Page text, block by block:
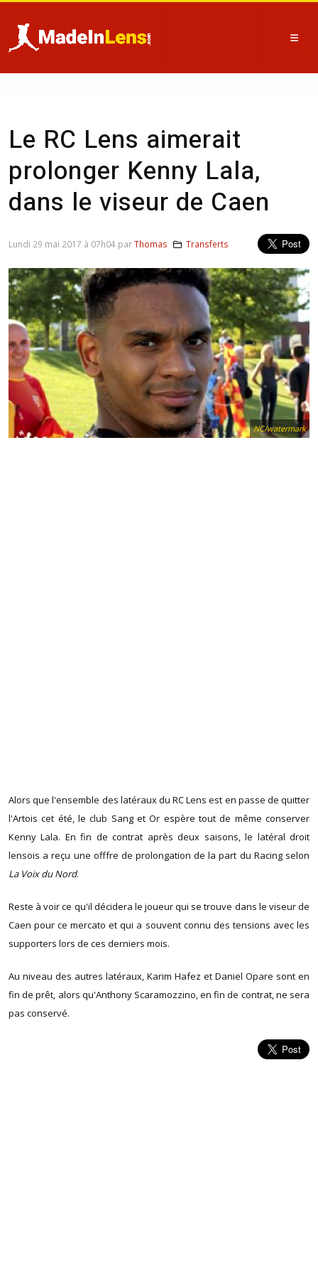
Le RC Lens aimerait
prolonger Kenny Lala,
dans le viseur de Caen
NC/watermark
Alors que l'ensemble des latéraux du RC Lens est en passe de quitter
l'Artois cet été, le club Sang et Or espère tout de même conserver
Kenny Lala. En fin de contrat après deux saisons, le latéral droit
lensois a reçu une offfre de prolongation de la part du Racing selon
La Voix du Nord.
Reste à voir ce qu'il décidera le joueur qui se trouve dans le viseur de
Caen pour ce mercato et qui a souvent connu des tensions avec les
supporters lors de ces derniers mois.
Au niveau des autres latéraux, Karim Hafez et Daniel Opare sont en
fin de prêt, alors qu'Anthony Scaramozzino, en fin de contrat, ne sera
pas conservé.
Lundi 29 mai 2017 à 07h04 parThomas Transferts